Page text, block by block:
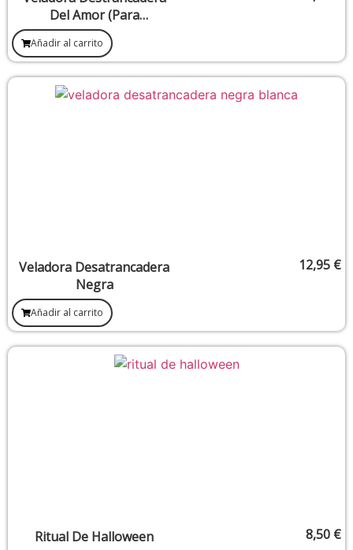
Del Amor (Para
Desbloquear Situaciones
Amorosas Estancadas)
Añadir al carrito
Veladora Desatrancadera
Negra
12,95 €
Añadir al carrito
Ritual De Halloween 8,50 €